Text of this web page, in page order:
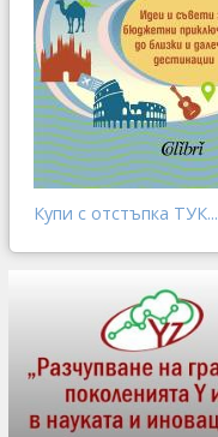
Купи с отстъпка ТУК...